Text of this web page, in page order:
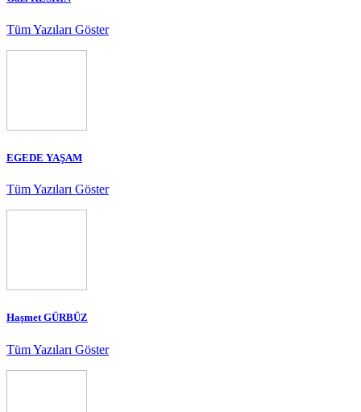
Tüm Yazıları Göster
EGEDE YAŞAM
Tüm Yazıları Göster
Haşmet GÜRBÜZ
Tüm Yazıları Göster